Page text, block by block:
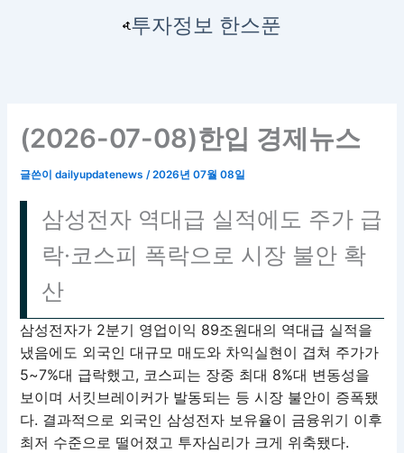
투자정보 한스푼
(2026-07-08)한입 경제뉴스
글쓴이dailyupdatenews/2026년 07월 08일
삼성전자 역대급 실적에도 주가 급
락·코스피 폭락으로 시장 불안 확
산
삼성전자가 2분기 영업이익 89조원대의 역대급 실적을
냈음에도 외국인 대규모 매도와 차익실현이 겹쳐 주가가
5~7%대 급락했고, 코스피는 장중 최대 8%대 변동성을
보이며 서킷브레이커가 발동되는 등 시장 불안이 증폭됐
다. 결과적으로 외국인 삼성전자 보유율이 금융위기 이후
최저 수준으로 떨어졌고 투자심리가 크게 위축됐다.